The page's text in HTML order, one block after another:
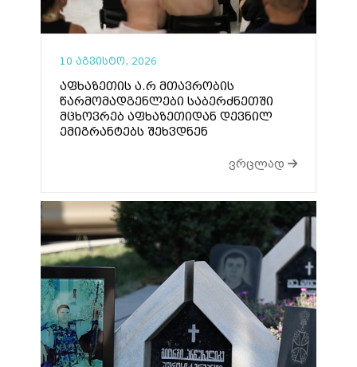
10 აგვისტო, 2026
აფხაზეთის ა.რ მთავრობის
წარმომადგენლები საბერძნეთში
მცხოვრებ აფხაზეთიდან დევნილ
ემიგრანტებს შეხვდნენ
ვრცლად